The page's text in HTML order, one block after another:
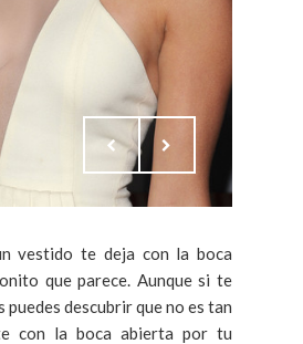
vestido te deja con la boca
que parece. Aunque si te
puedes descubrir que no es tan
con la boca abierta por tu